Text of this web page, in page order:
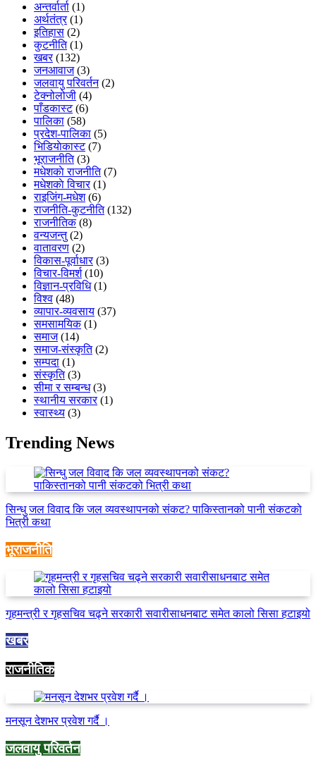
अन्तर्वार्ता (1)
अर्थतंत्र(1)
इतिहास (2)
कुटनीति(1)
खबर(132)
जनआवाज(3)
जलवायु परिवर्तन(2)
टेक्नोलोजी (4)
पाँडकास्ट(6)
पालिका (58)
प्रदेश-पालिका (5)
भिडियाेकास्ट(7)
भूराजनीति(3)
मधेशकाे राजनीति(7)
मधेशकाे विचार(1)
राइजिंग-मधेश(6)
राजनीति-कुटनीति(132)
राजनीतिक(8)
वन्यजन्तु(2)
वातावरण (2)
विकास-पूर्वाधार(3)
विचार-विमर्श(10)
विज्ञान-प्रविधि(1)
विश्व (48)
व्यापार-व्यवसाय (37)
समसामयिक(1)
समाज(14)
समाज-संस्कृति(2)
सम्पदा (1)
संस्कृति(3)
सीमा र सम्बन्ध(3)
स्थानीय सरकार(1)
स्वास्थ्य (3)
Trending News
सिन्धु जल विवाद कि जल व्यवस्थापनको संकट? पाकिस्तानको पानी संकटको
भित्री कथा
भूराजनीति
गृहमन्त्री र गृहसचिव चढ्ने सरकारी सवारीसाधनबाट समेत कालो सिसा हटाइयो
खबर
राजनीतिक
मनसून देशभर प्रवेश गर्दै ।
जलवायु परिवर्तन